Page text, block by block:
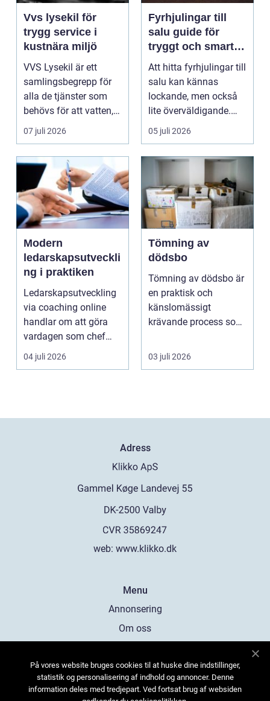
Vvs lysekil för
trygg service i
kustnära miljö
VVS Lysekil är ett
samlingsbegrepp för
alla de tjänster som
behövs för att vatten,
värme och avlopp ...
07 juli 2026
Fyrhjulingar till
salu guide för
tryggt och smart
köp
Att hitta fyrhjulingar till
salu kan kännas
lockande, men också
lite överväldigande.
Utbudet är stor...
05 juli 2026
Modern
ledarskapsutveckli
ng i praktiken
Ledarskapsutveckling
via coaching online
handlar om att göra
vardagen som chef
både mer h...
04 juli 2026
Tömning av
dödsbo
Tömning av dödsbo är
en praktisk och
känslomässigt
krävande process som
gång ell...
03 juli 2026
Adress
web: www.klikko.dk
Menu
Annonsering
Om oss
Kontakta oss
Sitemap
På vores website bruges cookies til at huske dine indstillinger,
statistik og personalisering af indhold og annoncer. Denne
information deles med tredjepart. Ved fortsat brug af websiden